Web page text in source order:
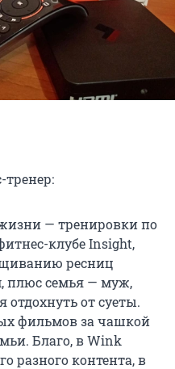
тренер:
— тренировки по
клубе Insight,
ресниц
плюс семья — муж,
отдохнуть от суеты.
фильмов за чашкой
Благо, в Wink
разного контента, в